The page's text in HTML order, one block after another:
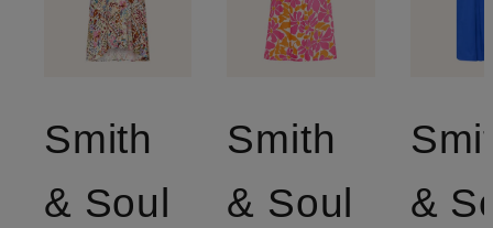
Smith
& Soul
Smith
& Soul
&